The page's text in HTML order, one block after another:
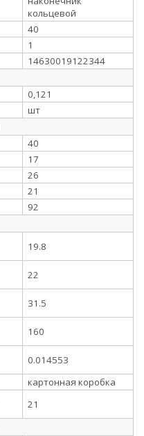
кольцевой
40
1
14630019122344
0,121
шт
40
17
26
21
92
19.8
22
31.5
160
0.014553
картонная коробка
21